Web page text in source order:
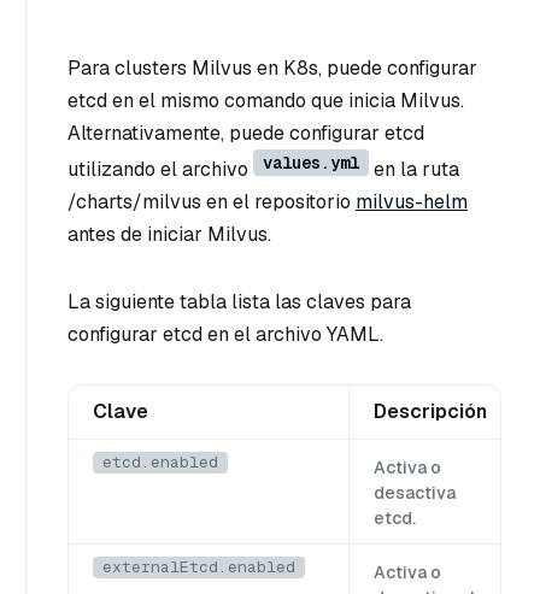
Para clusters Milvus en K8s, puede configurar
etcd en el mismo comando que inicia Milvus.
Alternativamente, puede configurar etcd
utilizando el archivo
values.yml
en la ruta
/charts/milvus en el repositorio milvus-helm
antes de iniciar Milvus.
La siguiente tabla lista las claves para
configurar etcd en el archivo YAML.
Clave Descripción
etcd.enabled
Activa o
desactiva
etcd.
externalEtcd.enabled
Activa o